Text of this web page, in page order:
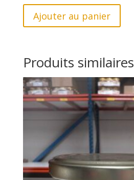
Ajouter au panier
Produits similaires